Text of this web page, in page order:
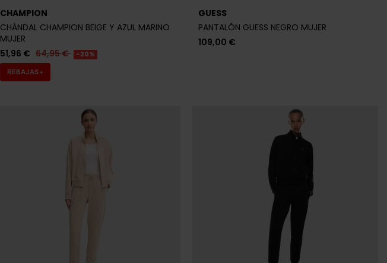
CHAMPION
CHÁNDAL CHAMPION BEIGE Y AZUL MARINO
MUJER
51,96 € 64,95 € -20%
REBAJAS+
GUESS
PANTALÓN GUESS NEGRO MUJER
109,00 €